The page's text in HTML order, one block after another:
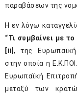
παραβάσεων της
Η εν λόγω
“Τι συμβαίνει με
[ii] , της
στην οποία η
Ευρωπαϊκή
μεταξύ των